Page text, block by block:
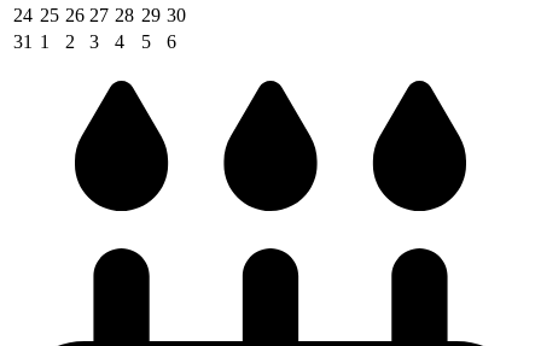
24 25 26 27 28 29 30
31 1 2 3 4 5 6